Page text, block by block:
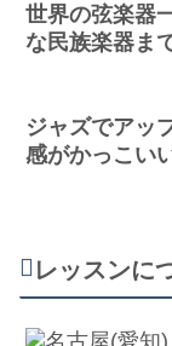
世界の弦楽器
な民族楽器まで
ジャズでアッ
感がかっこい
レッスンに